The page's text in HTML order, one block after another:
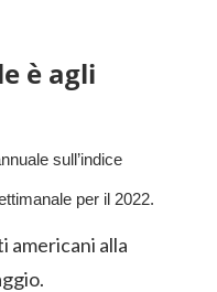
è agli
sull’indice
per il 2022.
americani alla